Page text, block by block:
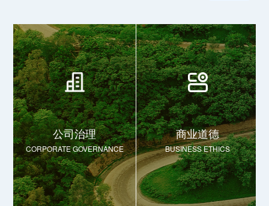
公司治理
CORPORATE GOVERNANCE
商业道德
BUSINESS ETHICS